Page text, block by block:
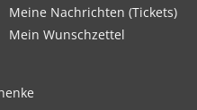
Meine Nachrichten (Tickets)
Mein Wunschzettel